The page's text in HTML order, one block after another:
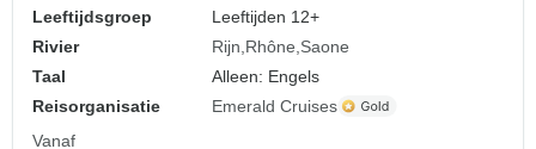
Leeftijdsgroep
Leeftijden 12+
Rivier
Rijn Rhône Saone
Taal
Alleen: Engels
Reisorganisatie
Emerald Cruises
Vanaf